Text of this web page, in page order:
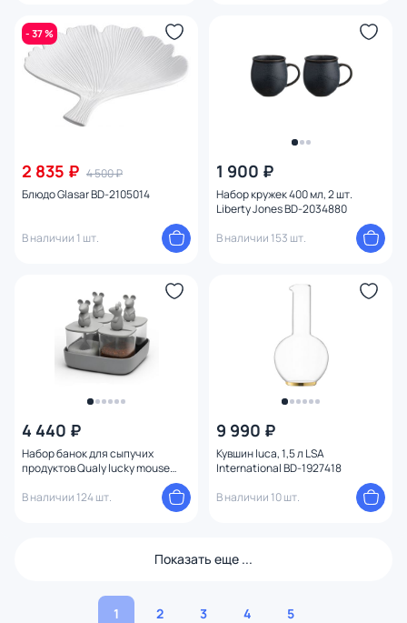
- 37 %
2 835 ₽ 4 500 ₽
Блюдо Glasar BD-2105014
В наличии 1 шт.
1 900 ₽
Набор кружек 400 мл, 2 шт.
Liberty Jones BD-2034880
В наличии 153 шт.
4 440 ₽
Набор банок для сыпучих
продуктов Qualy lucky mouse
В наличии 124 шт.
9 990 ₽
Кувшин luca, 1,5 л LSA
International BD-1927418
В наличии 10 шт.
Показать еще ...
1 2 3 4 5